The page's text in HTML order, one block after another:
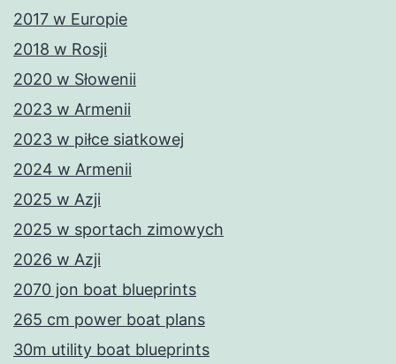
2017 w Europie
2018 w Rosji
2020 w Słowenii
2023 w Armenii
2023 w piłce siatkowej
2024 w Armenii
2025 w Azji
2025 w sportach zimowych
2026 w Azji
2070 jon boat blueprints
265 cm power boat plans
30m utility boat blueprints